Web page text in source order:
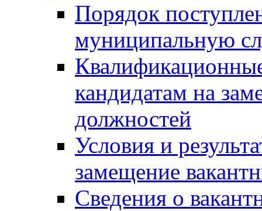
Порядок
муниципальную
кандидатам на
должностей
Условия и
замещение
Сведения о